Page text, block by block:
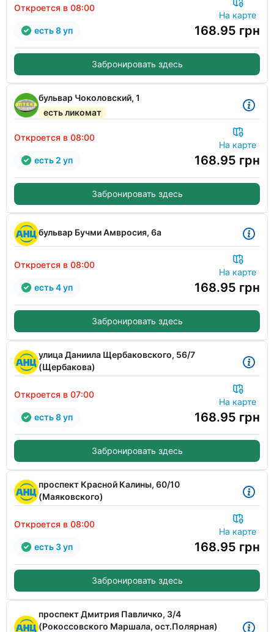
Откроется в 08:00
На карте
168.95 грн
есть 8 уп
Забронировать здесь
бульвар Чоколовский, 1
есть ликомат
Откроется в 08:00
На карте
168.95 грн
есть 2 уп
Забронировать здесь
бульвар Бучми Амвросия, 6а
Откроется в 08:00
На карте
168.95 грн
есть 4 уп
Забронировать здесь
улица Даниила Щербаковского, 56/7
(Щербакова)
Откроется в 07:00
На карте
168.95 грн
есть 8 уп
Забронировать здесь
проспект Красной Калины, 60/10
(Маяковского)
Откроется в 08:00
На карте
168.95 грн
есть 3 уп
Забронировать здесь
проспект Дмитрия Павличко, 3/4
(Рокоссовского Маршала, ост.Полярная)